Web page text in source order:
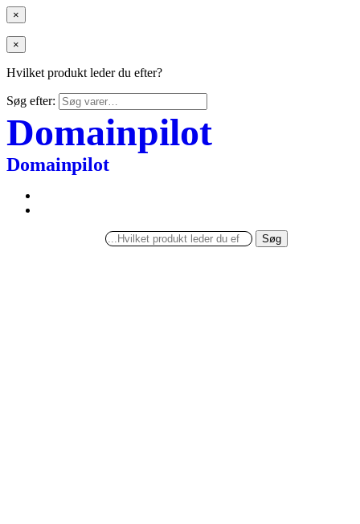
×
×
Hvilket produkt leder du efter?
Søg efter:
Domainpilot
Domainpilot
Søg